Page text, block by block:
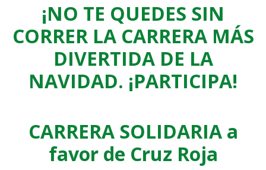
¡NO TE QUEDES SIN
CORRER LA CARRERA MÁS
DIVERTIDA DE LA
NAVIDAD. ¡PARTICIPA!
CARRERA SOLIDARIA a
favor de Cruz Roja